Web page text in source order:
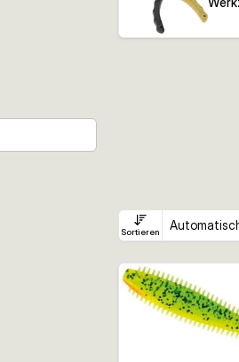
Sortieren